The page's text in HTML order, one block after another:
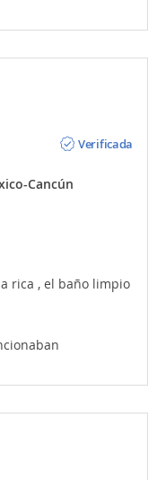
Verificada
Cancún
rica , el baño limpio